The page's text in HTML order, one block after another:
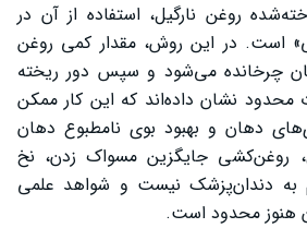
روغن نارگیل، استفاده از آن در
است. در این روش، مقدار کمی روغن
چرخانده می‌شود و سپس دور ریخته
نشان داده‌اند که این کار ممکن
دهان و بهبود بوی نامطبوع دهان
روغن‌کشی جایگزین مسواک زدن، نخ
به دندان‌پزشک نیست و شواهد علمی
هنوز محدود است.